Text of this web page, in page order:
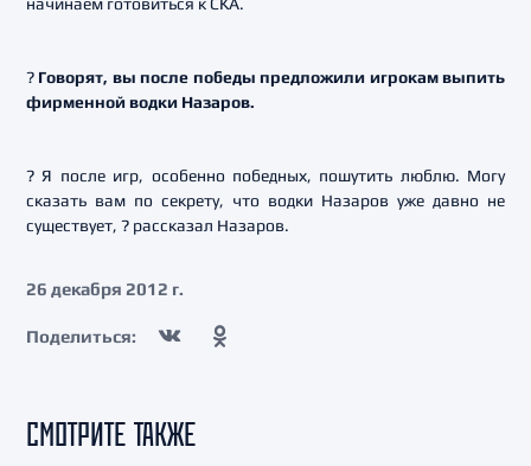
? Говорят, вы после победы предложили игрокам выпить
фирменной водки Назаров.
? Я после игр, особенно победных, пошутить люблю. Могу
сказать вам по секрету, что водки Назаров уже давно не
существует, ? рассказал Назаров.
26 декабря 2012 г.
Поделиться:
СМОТРИТЕ ТАКЖЕ